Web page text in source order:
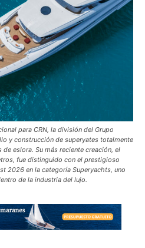
para CRN, la división del Grupo
y construcción de superyates totalmente
eslora. Su más reciente creación, el
fue distinguido con el prestigioso
2026 en la categoría Superyachts, uno
de la industria del lujo.